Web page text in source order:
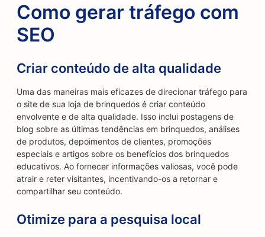
Como gerar tráfego com
SEO
Criar conteúdo de alta qualidade
Uma das maneiras mais eficazes de direcionar tráfego para
o site de sua loja de brinquedos é criar conteúdo
envolvente e de alta qualidade. Isso inclui postagens de
blog sobre as últimas tendências em brinquedos, análises
de produtos, depoimentos de clientes, promoções
especiais e artigos sobre os benefícios dos brinquedos
educativos. Ao fornecer informações valiosas, você pode
atrair e reter visitantes, incentivando-os a retornar e
compartilhar seu conteúdo.
Otimize para a pesquisa local